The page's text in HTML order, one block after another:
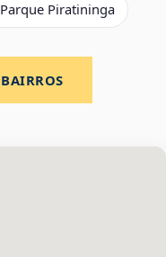
Parque Piratininga
BAIRROS